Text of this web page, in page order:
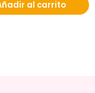
al carrito